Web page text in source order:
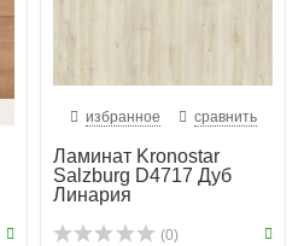
избранное сравнить
Ламинат Kronostar
Salzburg D4717 Дуб
Линария
(0)